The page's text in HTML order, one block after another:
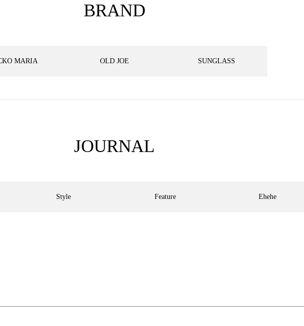
BRAND
MARIA OLD JOE SUNGLASS
JOURNAL
Style Feature Ehehe